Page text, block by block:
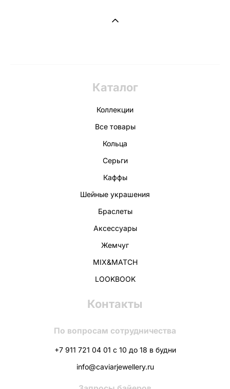
Каталог
Коллекции
Все товары
Кольца
Серьги
Каффы
Шейные украшения
Браслеты
Аксессуары
Жемчуг
MIX&MATCH
LOOKBOOK
Контакты
По вопросам сотрудничества
+7 911 721 04 01 с 10 до 18 в будни
info@caviarjewellery.ru